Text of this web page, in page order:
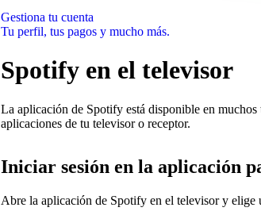
Gestiona tu cuenta
Tu perfil, tus pagos y mucho más.
Spotify en el televisor
La aplicación de Spotify está disponible en
aplicaciones de tu televisor o receptor.
Iniciar sesión en la aplicación
Abre la aplicación de Spotify en el televisor y elige